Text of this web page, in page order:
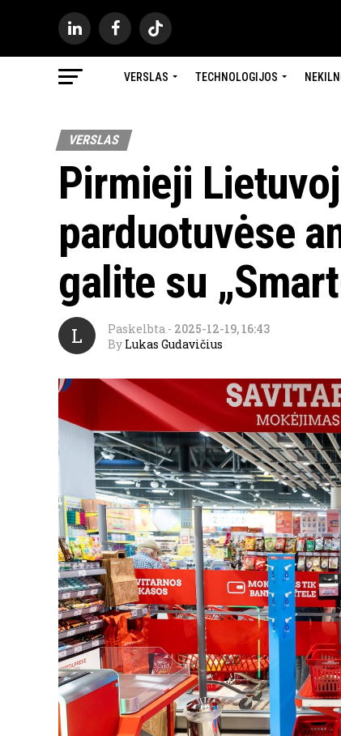
VERSLAS TECHNOLOGIJOS
VERSLAS
Pirmieji
parduotuvėse
galite su
L Paskelbta - 2025-12-19, 16:43
By Lukas Gudavičius